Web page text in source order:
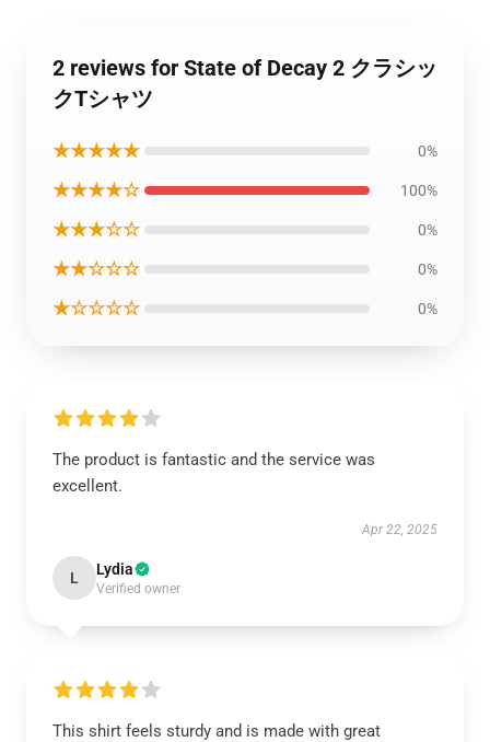
2 reviews for State of Decay 2 クラシッ
クTシャツ
★★★★★ 0%
★★★★☆ 100%
★★★☆☆ 0%
★★☆☆☆ 0%
★☆☆☆☆ 0%
The product is fantastic and the service was
excellent.
Apr 22, 2025
L Lydia
Verified owner
This shirt feels sturdy and is made with great